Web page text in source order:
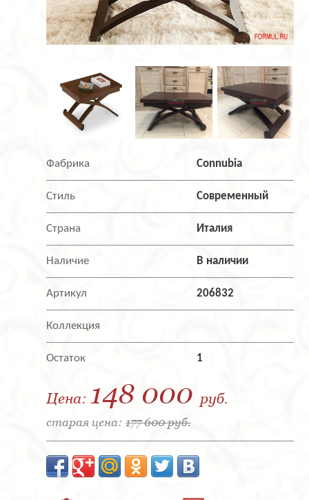
Фабрика Connubia
Стиль Современный
Страна Италия
Наличие В наличии
Артикул 206832
Коллекция
Остаток 1
Цена: 148 000 руб.
старая цена: 177 600 руб.